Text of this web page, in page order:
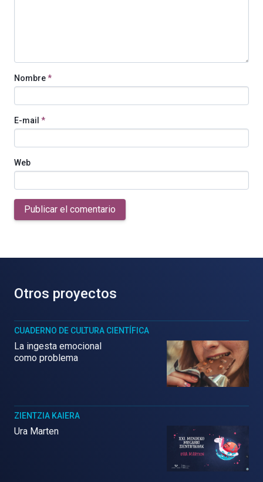
Nombre*
E-mail *
Web
Publicar el comentario
Otros proyectos
CUADERNO DE CULTURA CIENTÍFICA
La ingesta emocional
como problema
ZIENTZIA KAIERA
Ura Marten